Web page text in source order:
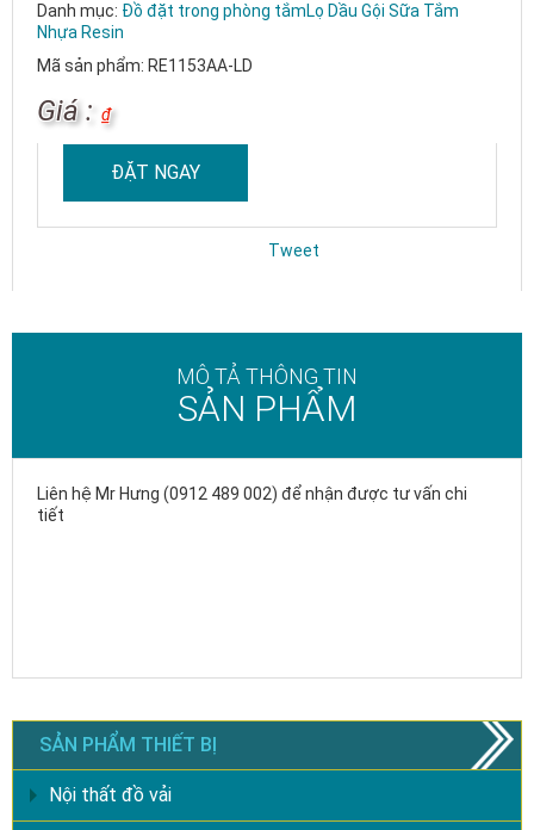
Danh mục: Đồ đặt trong phòng tắmLọ Dầu Gội Sữa Tắm
Nhựa Resin
Mã sản phẩm: RE1153AA-LD
Giá : ₫
ĐẶT NGAY
Tweet
MÔ TẢ THÔNG TIN
SẢN PHẨM
Liên hệ Mr Hưng (0912 489 002) để nhận được tư vấn chi
tiết
SẢN PHẨM THIẾT BỊ
Nội thất đồ vải